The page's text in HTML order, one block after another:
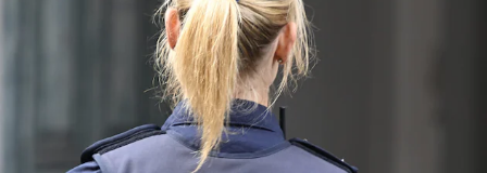
© Krone Multimedia GmbH & Co KG 2026
Muthgasse 2, 1190 Wien